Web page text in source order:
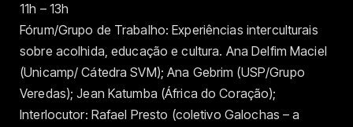
11h – 13h
Fórum/Grupo de Trabalho: Experiências interculturais
sobre acolhida, educação e cultura. Ana Delfim Maciel
(Unicamp/ Cátedra SVM); Ana Gebrim (USP/Grupo
Veredas); Jean Katumba (África do Coração);
Interlocutor: Rafael Presto (coletivo Galochas – a